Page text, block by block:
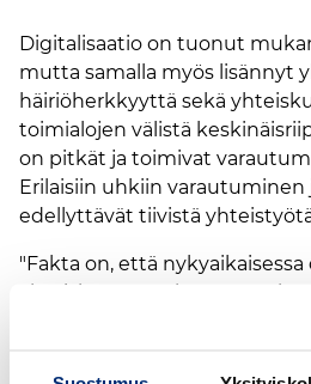
Digitalisaatio on tuonut
mutta samalla myös lisännyt
häiriöherkkyyttä sekä
toimialojen välistä
on pitkät ja toimivat
Erilaisiin uhkiin varautuminen
edellyttävät tiivistä
"Fakta on, että nykyaikaisessa
yhteiskunnassa korostuu
sektorien välinen
vaikuttavat suoraan myös